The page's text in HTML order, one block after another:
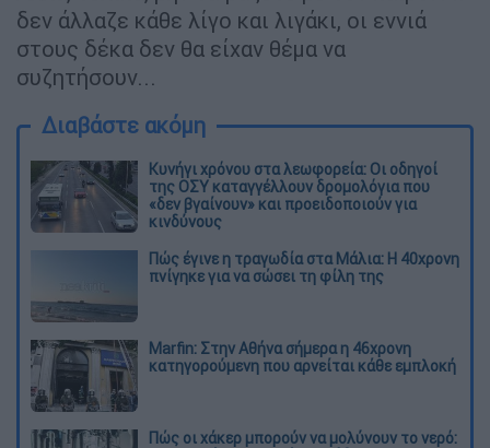
δεν άλλαζε κάθε λίγο και λιγάκι, οι εννιά
στους δέκα δεν θα είχαν θέμα να
συζητήσουν...
Διαβάστε ακόμη
Κυνήγι χρόνου στα λεωφορεία: Οι οδηγοί
της ΟΣΥ καταγγέλλουν δρομολόγια που
«δεν βγαίνουν» και προειδοποιούν για
κινδύνους
Πώς έγινε η τραγωδία στα Μάλια: Η 40χρονη
πνίγηκε για να σώσει τη φίλη της
Marfin: Στην Αθήνα σήμερα η 46χρονη
κατηγορούμενη που αρνείται κάθε εμπλοκή
Πώς οι χάκερ μπορούν να μολύνουν το νερό: